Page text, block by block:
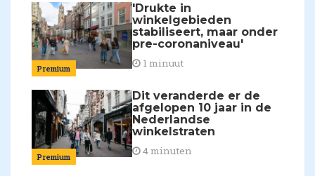
Premium
'Drukte in
winkelgebieden
stabiliseert, maar onder
pre-coronaniveau'
1 minuut
Premium
Dit veranderde er de
afgelopen 10 jaar in de
Nederlandse
winkelstraten
4 minuten